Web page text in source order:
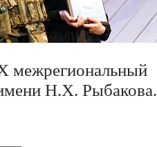
межрегиональный
Н.Х. Рыбакова.